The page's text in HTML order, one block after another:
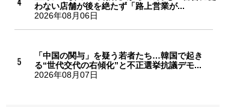
わない店舗が後を絶たず「路上営業が...
2026年08月06日
「中国の関与」を疑う若者たち…韓国で起き
る“世代交代の右傾化”と不正選挙抗議デモ...
2026年08月07日